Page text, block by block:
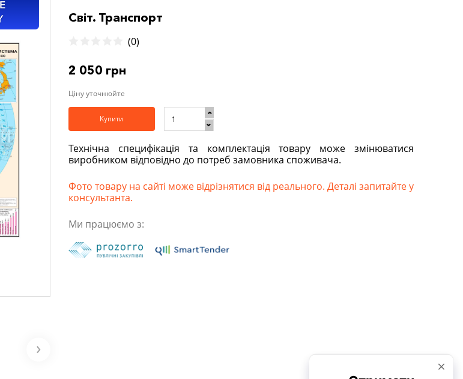
Світ. Транспорт
(0)
2 050 грн
Ціну уточнюйте
Купити
Технічна специфікація та комплектація товару може змінюватися
виробником відповідно до потреб замовника споживача.
Фото товару на сайті може відрізнятися від реального. Деталі запитайте у
консультанта.
Ми працюємо з: